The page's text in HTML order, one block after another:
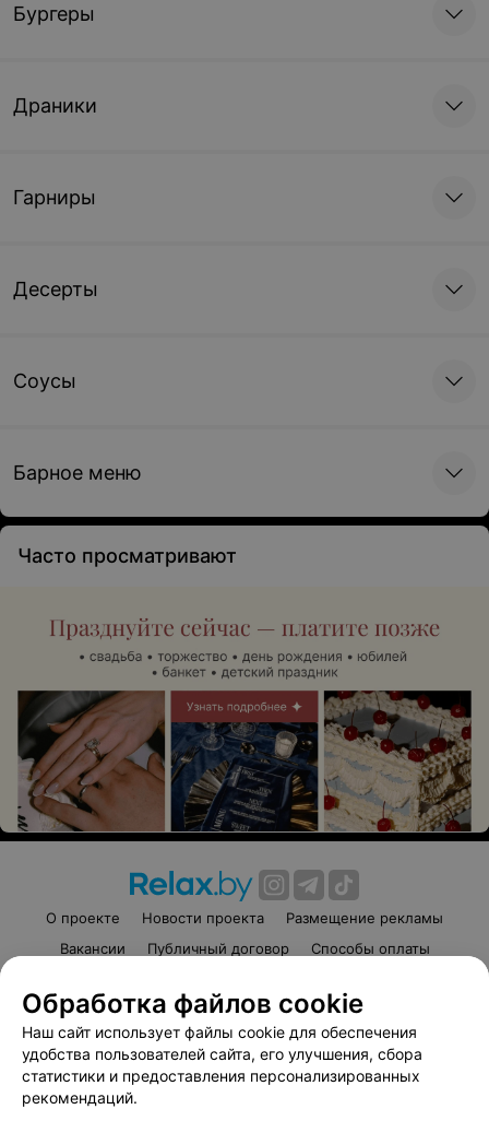
Бургеры
Драники
Гарниры
Десерты
Соусы
Барное меню
Часто просматривают
О проекте Новости проекта
Размещение рекламы
Вакансии
Публичный договор
Способы оплаты
«Афиша»
Пользовательское соглашение
Написать в поддержку
Связаться по вопросам сотрудничества
Обработка файлов cookie
Наш сайт использует файлы cookie для обеспечения
удобства пользователей сайта, его улучшения, сбора
статистики и предоставления персонализированных
рекомендаций.